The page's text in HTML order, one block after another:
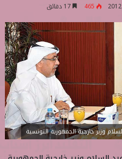
465
وزير خارجية الجمهورية التونسية